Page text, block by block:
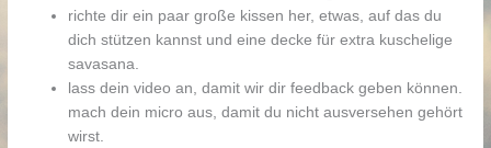
richte dir ein paar große kissen her, etwas, auf das du
dich stützen kannst und eine decke für extra kuschelige
savasana.
lass dein video an, damit wir dir feedback geben können.
mach dein micro aus, damit du nicht ausversehen gehört
wirst.